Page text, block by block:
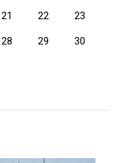
21 22 23
28 29 30